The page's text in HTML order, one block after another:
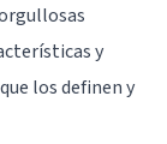
y
los definen y